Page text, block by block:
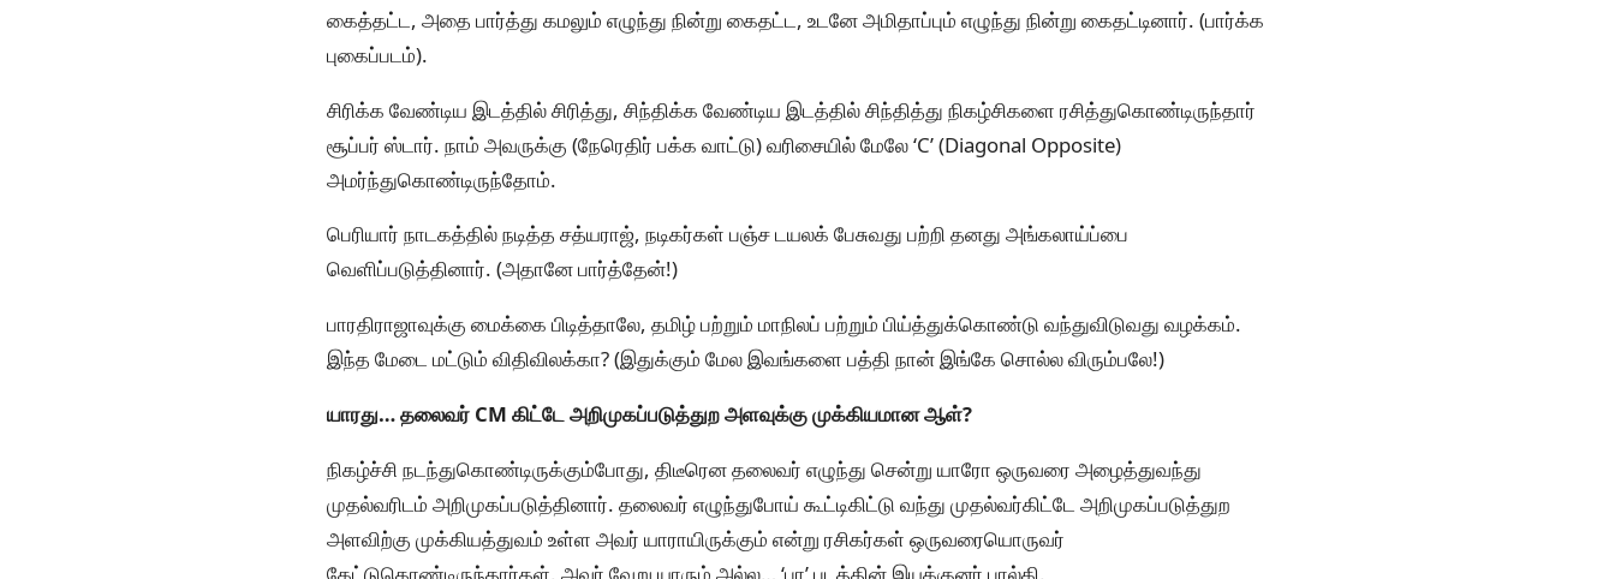
கைத்தட்ட, அதை பார்த்து கமலும் எழுந்து நின்று கைதட்ட, உடனே அமிதாப்பும் எழுந்து நின்று கைதட்டினார். (பார்க்க
புகைப்படம்).
சிரிக்க வேண்டிய இடத்தில் சிரித்து, சிந்திக்க வேண்டிய இடத்தில் சிந்தித்து நிகழ்சிகளை ரசித்துகொண்டிருந்தார்
சூப்பர் ஸ்டார். நாம் அவருக்கு (நேரெதிர் பக்க வாட்டு) வரிசையில் மேலே ‘C’ (Diagonal Opposite)
அமர்ந்துகொண்டிருந்தோம்.
பெரியார் நாடகத்தில் நடித்த சத்யராஜ், நடிகர்கள் பஞ்ச டயலக் பேசுவது பற்றி தனது அங்கலாய்ப்பை
வெளிப்படுத்தினார். (அதானே பார்த்தேன்!)
பாரதிராஜாவுக்கு மைக்கை பிடித்தாலே, தமிழ் பற்றும் மாநிலப் பற்றும் பிய்த்துக்கொண்டு வந்துவிடுவது வழக்கம்.
இந்த மேடை மட்டும் விதிவிலக்கா? (இதுக்கும் மேல இவங்களை பத்தி நான் இங்கே சொல்ல விரும்பலே!)
யாரது… தலைவர் CM கிட்டே அறிமுகப்படுத்துற அளவுக்கு முக்கியமான ஆள்?
நிகழ்ச்சி நடந்துகொண்டிருக்கும்போது, திடீரென தலைவர் எழுந்து சென்று யாரோ ஒருவரை அழைத்துவந்து
முதல்வரிடம் அறிமுகப்படுத்தினார். தலைவர் எழுந்துபோய் கூட்டிகிட்டு வந்து முதல்வர்கிட்டே அறிமுகப்படுத்துற
அளவிற்கு முக்கியத்துவம் உள்ள அவர் யாராயிருக்கும் என்று ரசிகர்கள் ஒருவரையொருவர்
கேட்டுகொண்டிருந்தார்கள். அவர் வேறு யாரும் அல்ல… ‘பா’ படத்தின் இயக்குனர் பால்கி.